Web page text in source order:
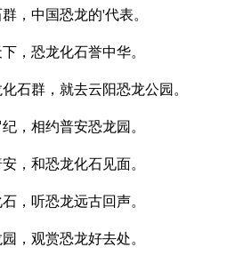
，中国恐龙的'代表。
，恐龙化石誉中华。
石群，就去云阳恐龙公园。
，相约普安恐龙园。
，和恐龙化石见面。
，听恐龙远古回声。
，观赏恐龙好去处。